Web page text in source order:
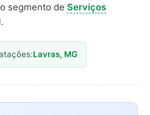
segmento de Serviços
Lavras, MG